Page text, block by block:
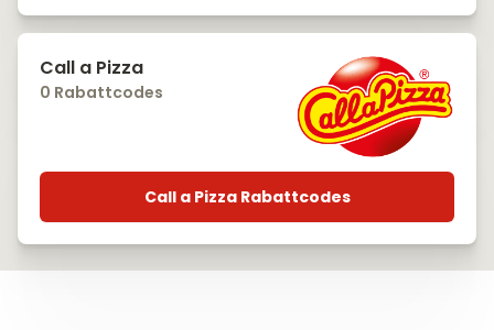
Call a Pizza
0 Rabattcodes
Call a Pizza Rabattcodes